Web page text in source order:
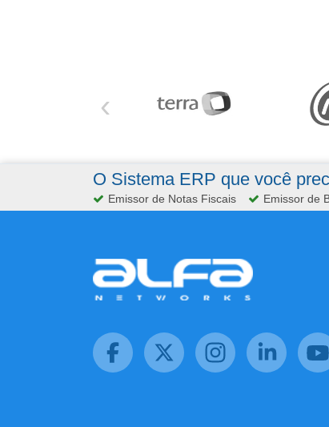
‹
O Sistema ERP que você
Emissor de Notas Fiscais Emissor de